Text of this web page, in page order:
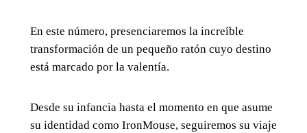
En este número, presenciaremos la increíble
transformación de un pequeño ratón cuyo destino
está marcado por la valentía.
Desde su infancia hasta el momento en que asume
su identidad como IronMouse, seguiremos su viaje